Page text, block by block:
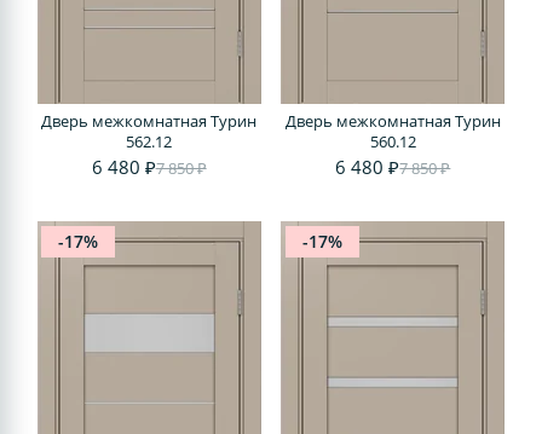
Дверь межкомнатная Турин
562.12
6 480 ₽7 850 ₽
Дверь межкомнатная Турин
560.12
6 480 ₽7 850 ₽
-17% -17%